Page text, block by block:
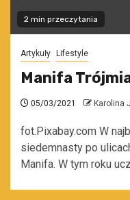
2 min przeczytania
Artykuły Lifestyle
Manifa
05/03/2021 Karolina
fot.Pixabay.com W
siedemnasty po
Manifa. W tym roku